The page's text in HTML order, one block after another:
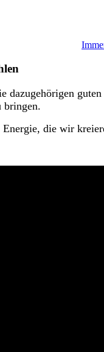
dazugehörigen
bringen.
die wir